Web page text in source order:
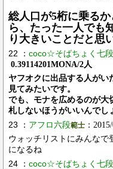
総人口が5桁に乗る
ら、たった一人でも
り大きいことだと思
22 ： coco☆そばちょく七段
0.39114201MONA/2人
ヤフオクに出品する人がい
見てみたいです。
でも、モナを広めるのが大
札しないほうがいいんでし
23 ： アフロ六段範士 ：
ウォッチリストにみんなで
になるね
24 ： coco☆そばちょく七段